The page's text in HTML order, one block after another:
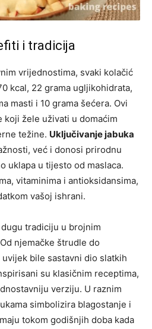
i tradicija
vrijednostima, svaki kolačić
kcal, 22 grama ugljikohidrata,
masti i 10 grama šećera. Ovi
koji žele uživati u domaćim
težine. Uključivanje jabuka
već i donosi prirodnu
uklapa u tijesto od maslaca.
vitaminima i antioksidansima,
vašoj ishrani.
tradiciju u brojnim
njemačke štrudle do
bile sastavni dio slatkih
su klasičnim receptima,
verziju. U raznim
simbolizira blagostanje i
tokom godišnjih doba kada